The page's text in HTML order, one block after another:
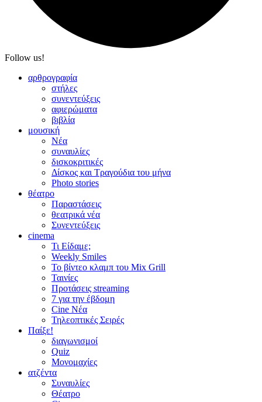
Follow us!
αρθρογραφία
στήλες
συνεντεύξεις
αφιερώματα
βιβλία
μουσική
Νέα
συναυλίες
δισκοκριτικές
Δίσκος και Τραγούδια του μήνα
Photo stories
θέατρο
Παραστάσεις
θεατρικά νέα
Συνεντεύξεις
cinema
Τι Είδαμε;
Weekly Smiles
Το βίντεο κλαμπ του Mix Grill
Ταινίες
Προτάσεις streaming
7 για την έβδομη
Cine Νέα
Τηλεοπτικές Σειρές
Παίξε!
διαγωνισμοί
Quiz
Μονομαχίες
ατζέντα
Συναυλίες
Θέατρο